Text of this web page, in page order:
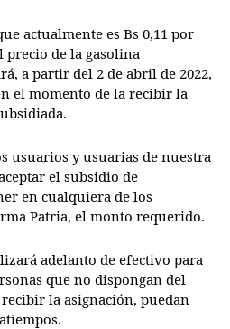
actualmente es Bs 0,11 por
de la gasolina
a partir del 2 de abril de 2022,
el momento de la recibir la
usuarios y usuarias de nuestra
el subsidio de
en cualquiera de los
Patria, el monto requerido.
adelanto de efectivo para
que no dispongan del
la asignación, puedan